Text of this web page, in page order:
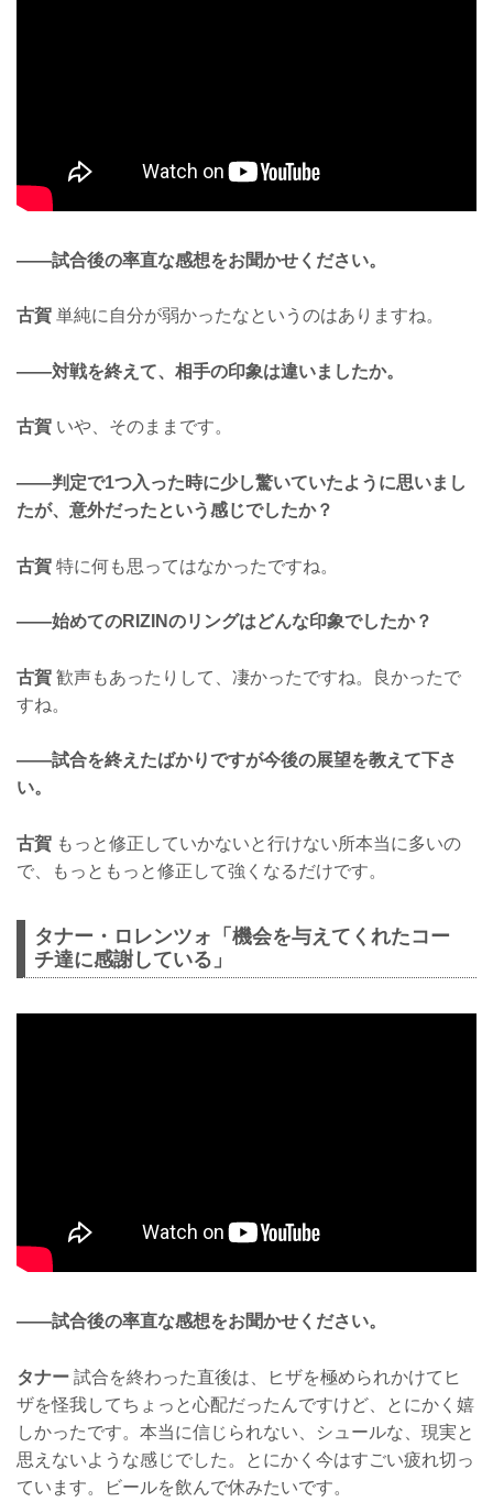
——試合後の率直な感想をお聞かせください。
古賀 単純に自分が弱かったなというのはありますね。
——対戦を終えて、相手の印象は違いましたか。
古賀 いや、そのままです。
——判定で1つ入った時に少し驚いていたように思いまし
たが、意外だったという感じでしたか？
古賀 特に何も思ってはなかったですね。
——始めてのRIZINのリングはどんな印象でしたか？
古賀 歓声もあったりして、凄かったですね。良かったで
すね。
——試合を終えたばかりですが今後の展望を教えて下さ
い。
古賀 もっと修正していかないと行けない所本当に多いの
で、もっともっと修正して強くなるだけです。
タナー・ロレンツォ「機会を与えてくれたコー
チ達に感謝している」
——試合後の率直な感想をお聞かせください。
タナー 試合を終わった直後は、ヒザを極められかけてヒ
ザを怪我してちょっと心配だったんですけど、とにかく嬉
しかったです。本当に信じられない、シュールな、現実と
思えないような感じでした。とにかく今はすごい疲れ切っ
ています。ビールを飲んで休みたいです。